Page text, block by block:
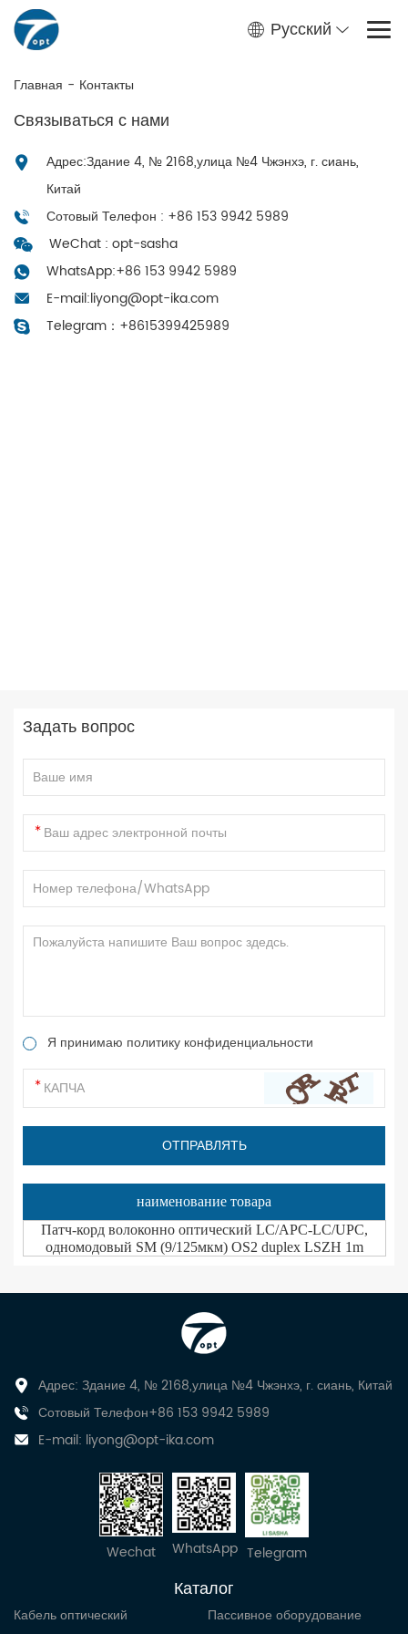
Русский
Главная - Контакты
Связываться с нами
Адрес:Здание 4, № 2168,улица №4 Чжэнхэ, г. сиань,
Китай
Сотовый Телефон : +86 153 9942 5989
WeChat : opt-sasha
WhatsApp:+86 153 9942 5989
E-mail:liyong@opt-ika.com
Telegram： +8615399425989
Задать вопрос
Я принимаю политику конфиденциальности
наименование товара
Патч-корд волоконно оптический LC/APC-LC/UPC,
одномодовый SM (9/125мкм) OS2 duplex LSZH 1m
Адрес: Здание 4, № 2168,улица №4 Чжэнхэ, г. сиань, Китай
Сотовый Телефон+86 153 9942 5989
E-mail: liyong@opt-ika.com
Wechat WhatsApp Telegram
Каталог
Кабель оптический
Пассивное оборудование